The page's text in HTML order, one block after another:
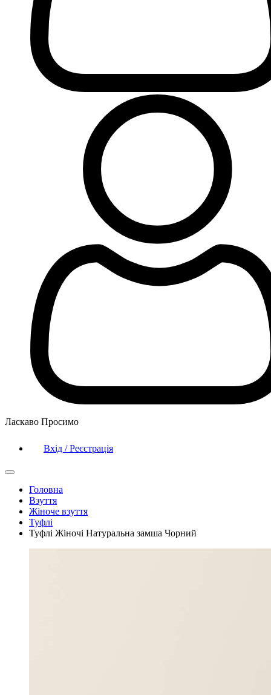
Ласкаво Просимо
Вхід / Реєстрація
Головна
Взуття
Жіноче взуття
Туфлі
Туфлі Жіночі Натуральна замша Чорний